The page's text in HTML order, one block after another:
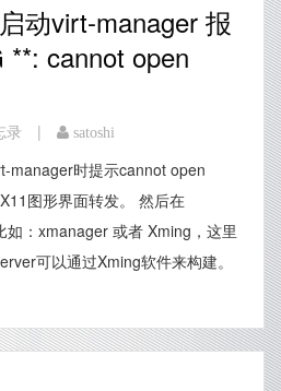
动virt-manager 报
**: cannot open
录 | satoshi
manager时提示cannot open
图形界面转发。 然后在
：xmanager 或者 Xming，这里
可以通过Xming软件来构建。